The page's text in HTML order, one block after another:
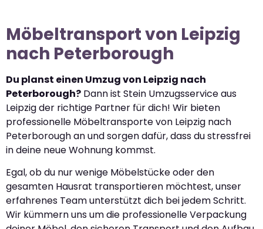
Möbeltransport von Leipzig
nach Peterborough
Du planst einen Umzug von Leipzig nach
Peterborough? Dann ist Stein Umzugsservice aus
Leipzig der richtige Partner für dich! Wir bieten
professionelle Möbeltransporte von Leipzig nach
Peterborough an und sorgen dafür, dass du stressfrei
in deine neue Wohnung kommst.
Egal, ob du nur wenige Möbelstücke oder den
gesamten Hausrat transportieren möchtest, unser
erfahrenes Team unterstützt dich bei jedem Schritt.
Wir kümmern uns um die professionelle Verpackung